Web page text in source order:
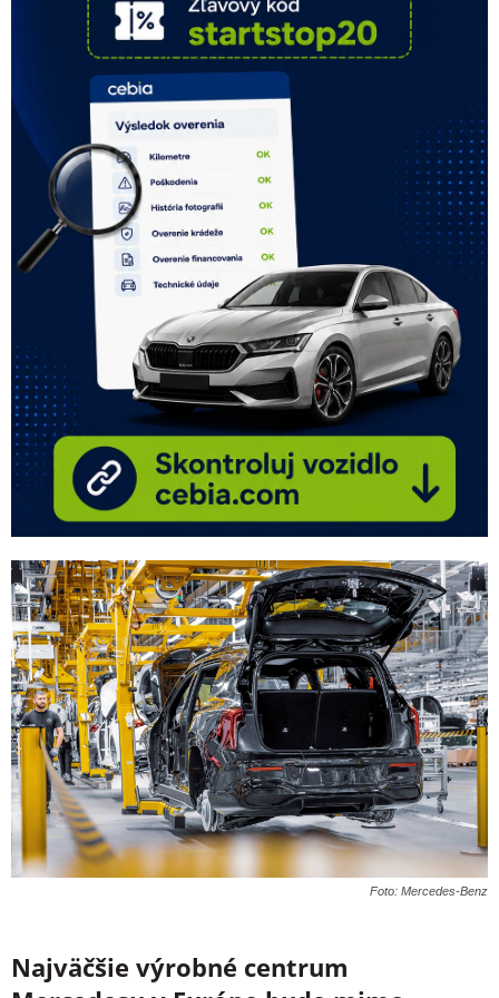
Foto: Mercedes-Benz
Najväčšie výrobné centrum